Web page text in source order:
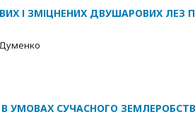
І ЗМІЦНЕНИХ ДВУШАРОВИХ ЛЕЗ
УМОВАХ СУЧАСНОГО